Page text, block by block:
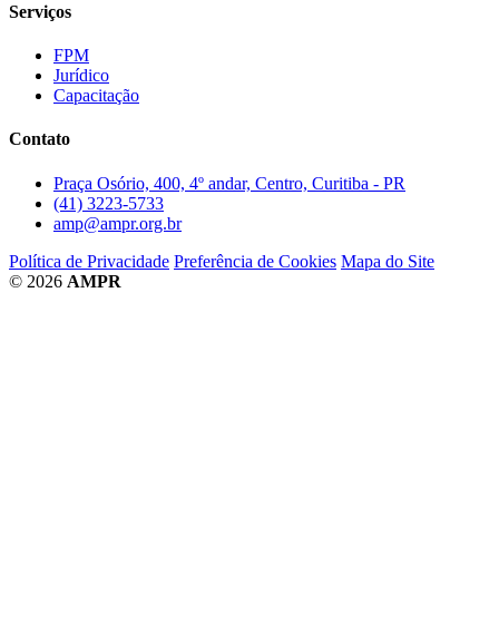
Serviços
FPM
Jurídico
Capacitação
Contato
Praça Osório, 400, 4º andar, Centro, Curitiba - PR
(41) 3223-5733
amp@ampr.org.br
Política de Privacidade Preferência de Cookies Mapa do Site
© 2026 AMPR